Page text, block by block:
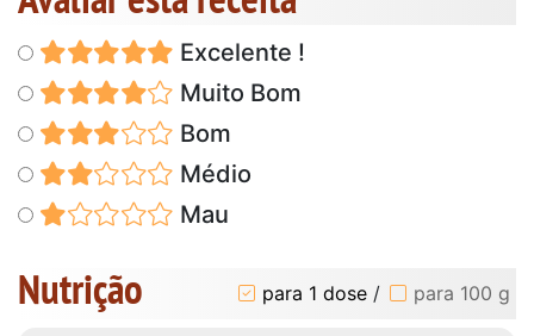
Excelente !
Muito Bom
Bom
Médio
Mau
Nutrição para 1 dose / para 100 g